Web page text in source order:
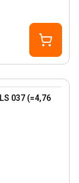
037 (=4,76